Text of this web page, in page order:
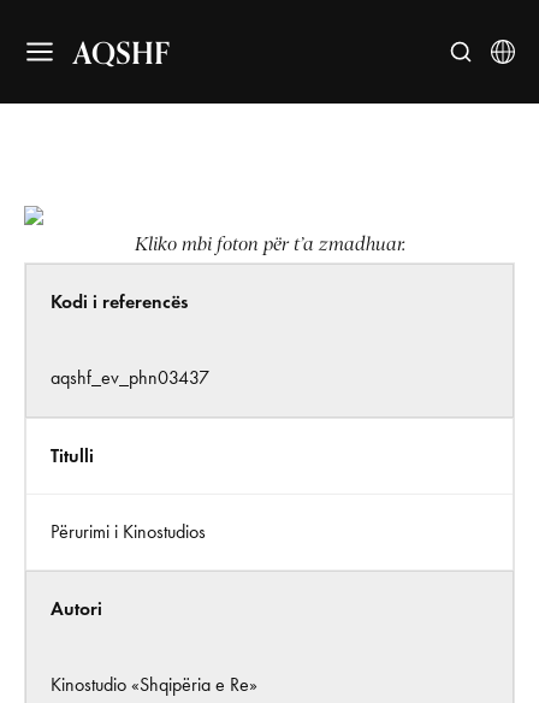
AQSHF
Kliko mbi foton për t’a zmadhuar.
Kodi i referencës
aqshf_ev_phn03437
Titulli
Përurimi i Kinostudios
Autori
Kinostudio «Shqipëria e Re»